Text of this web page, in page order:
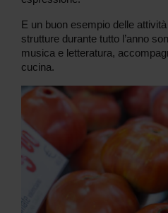
E un buon esempio delle
strutture durante tutto l’anno
musica e letteratura,
cucina.